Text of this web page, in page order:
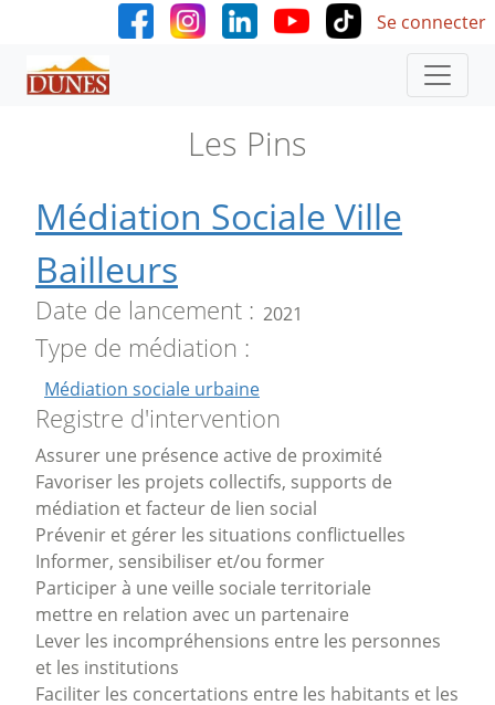
Aller au contenu principal User
Se connecter
Les Pins
Médiation Sociale Ville
Bailleurs
Date de lancement 2021
Type de médiation
Médiation sociale urbaine
Registre d'intervention
Assurer une présence active de proximité
Favoriser les projets collectifs, supports de
médiation et facteur de lien social
Prévenir et gérer les situations conflictuelles
Informer, sensibiliser et/ou former
Participer à une veille sociale territoriale
mettre en relation avec un partenaire
Lever les incompréhensions entre les personnes
et les institutions
Faciliter les concertations entre les habitants et les